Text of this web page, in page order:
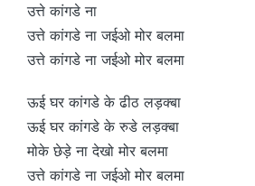
उत्ते कांगडे ना
उत्ते कांगडे ना जईओ मोर बलमा
उत्ते कांगडे ना जईओ मोर बलमा
ऊई घर कांगडे के ढीठ लड़क्बा
ऊई घर कांगडे के रुडे लड़क्बा
मोके छेड़े ना देखो मोर बलमा
उत्ते कांगडे ना जईओ मोर बलमा